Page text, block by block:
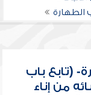
الطهارة
(تابع باب
من إناء